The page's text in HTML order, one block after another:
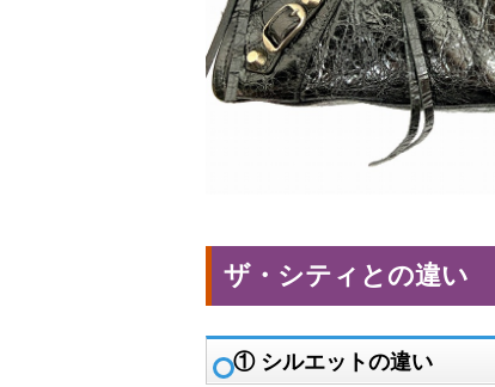
ザ・シティとの違い
① シルエットの違い